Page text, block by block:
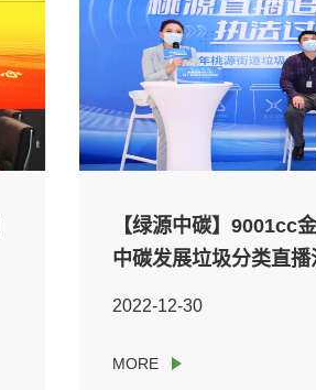
【绿源中碳】9001cc
中碳发展垃圾分类直播
2022-12-30